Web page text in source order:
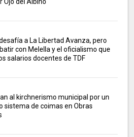
Ojo del Albino
a La Libertad Avanza, pero
con Melella y el oficialismo que
salarios docentes de TDF
al kirchnerismo municipal por un
sistema de coimas en Obras